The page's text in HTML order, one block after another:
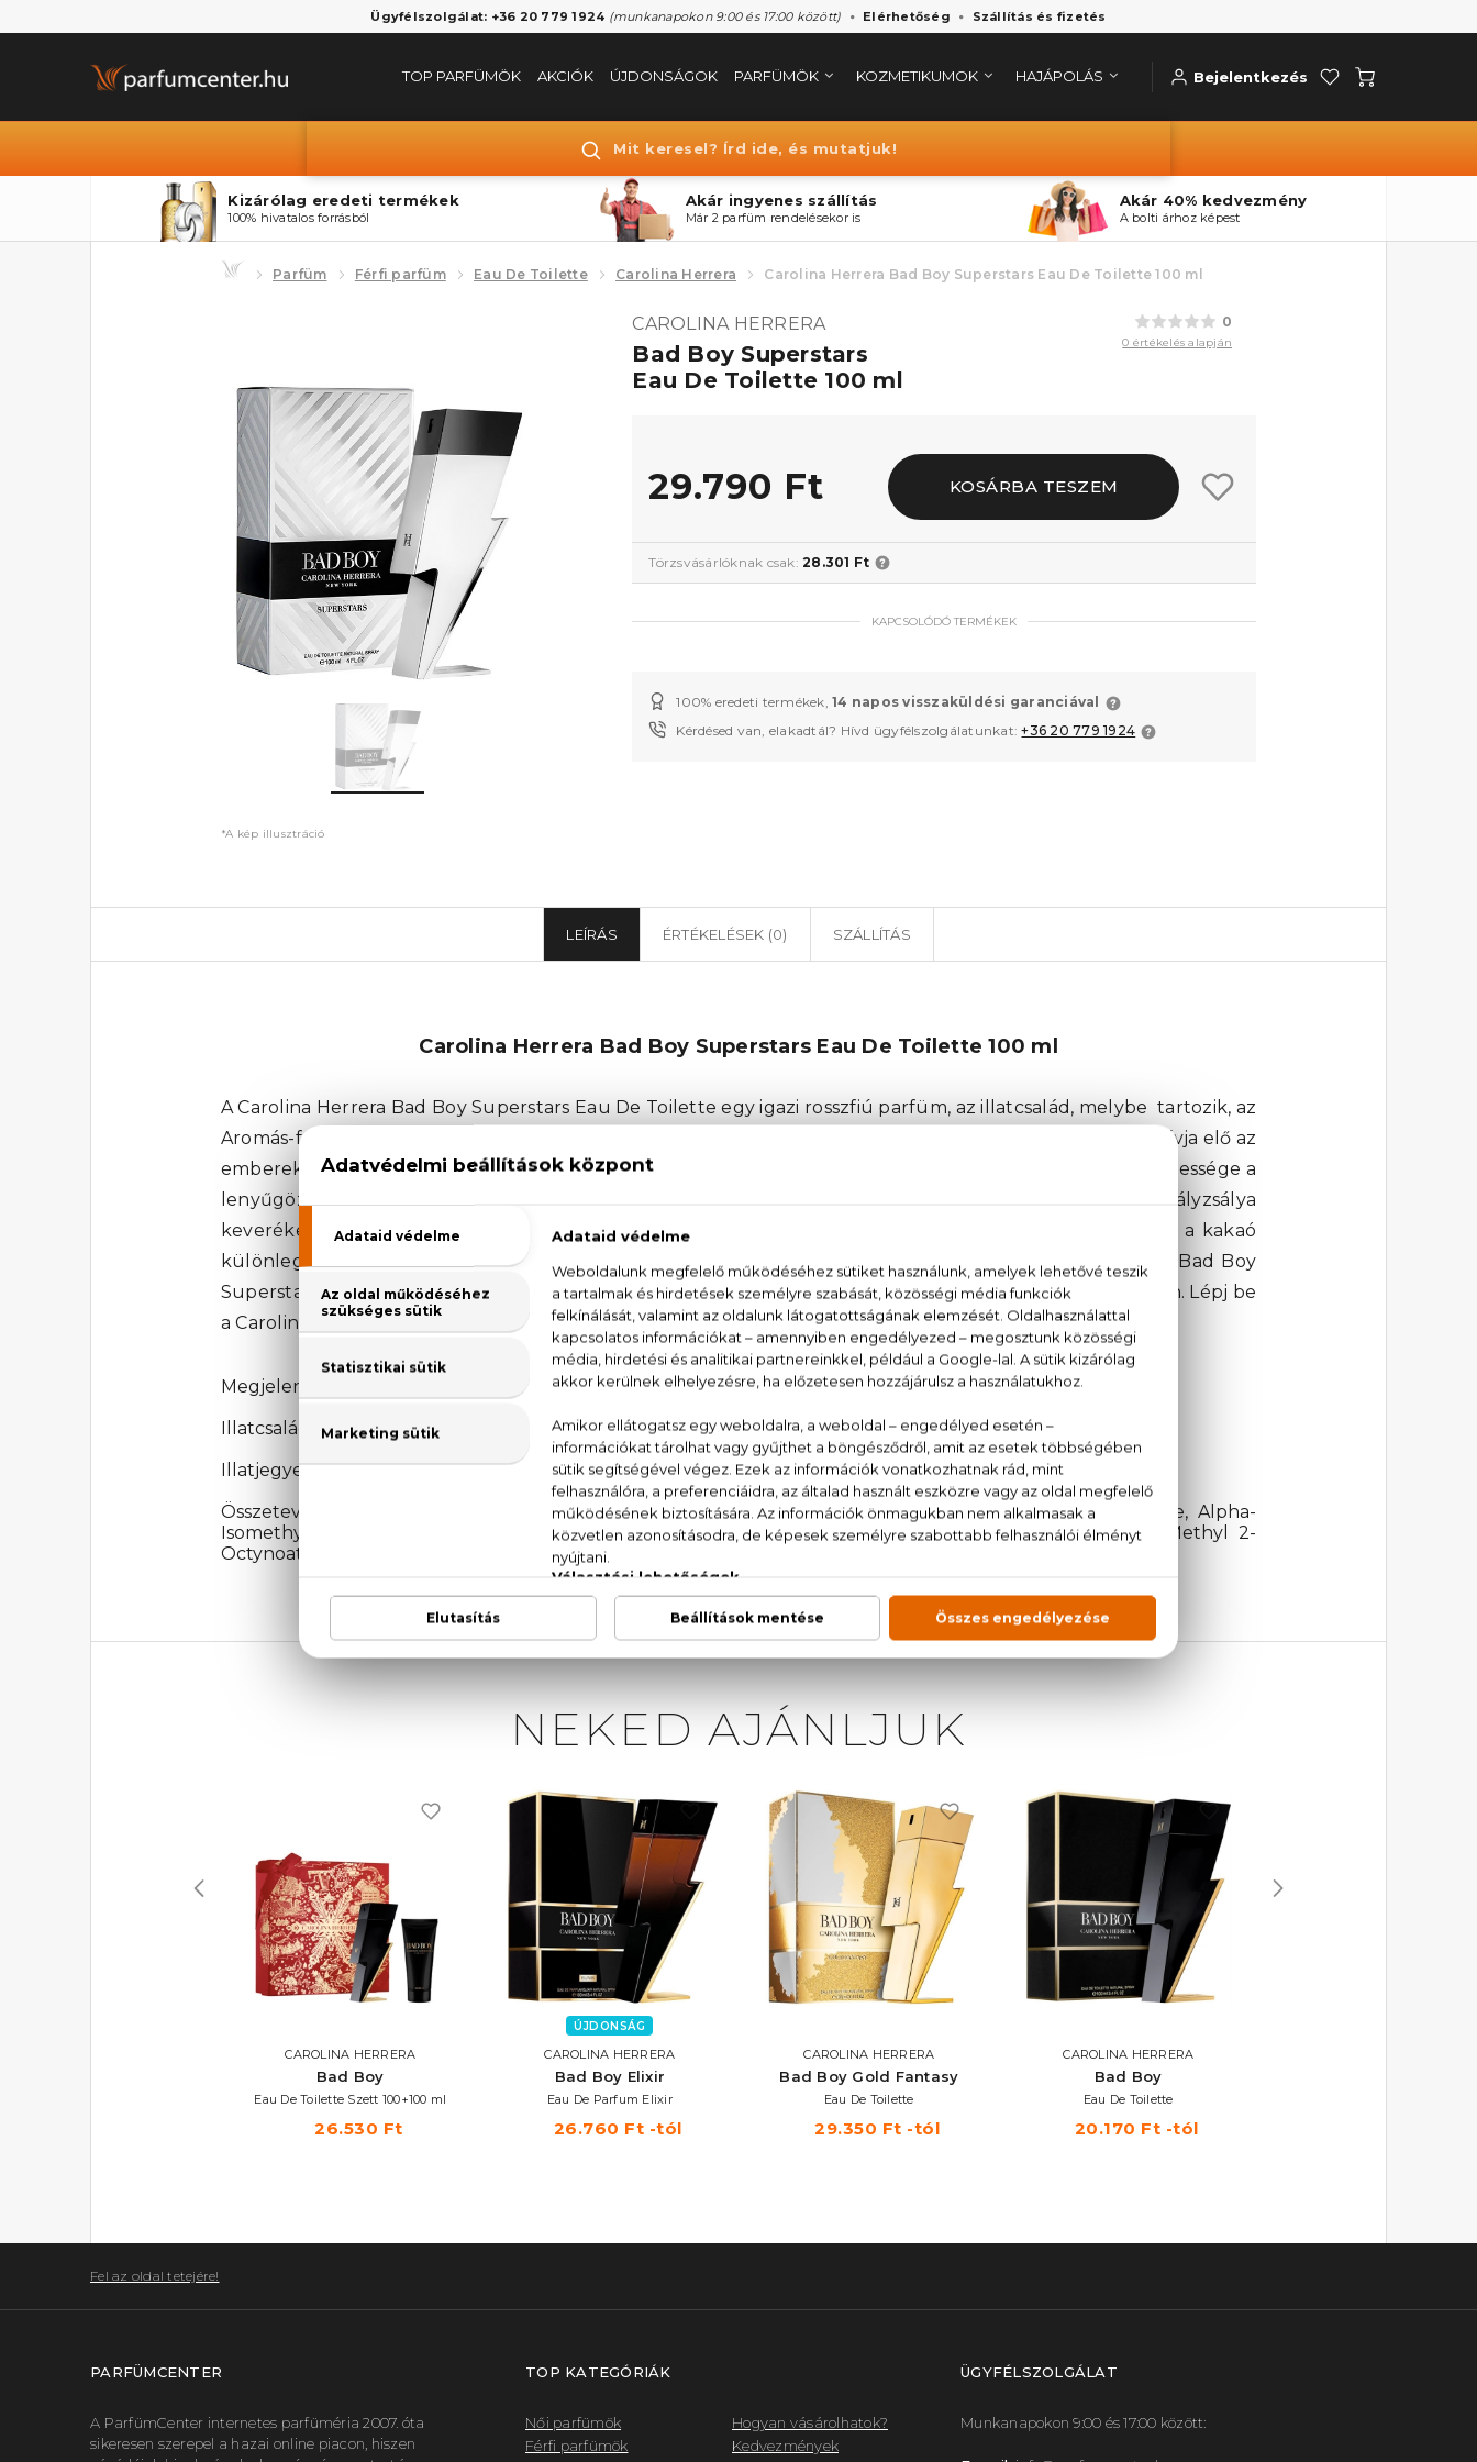
Ügyfélszolgálat: +36 20 779 1924 (munkanapokon 9:00 és 17:00 között) Elérhetőség Szállítás és fizetés
TOP PARFÜMÖK AKCIÓK ÚJDONSÁGOK PARFÜMÖK KOZMETIKUMOK HAJÁPOLÁS Bejelentkezés
Mit keresel? Írd ide, és mutatjuk!
Kizárólag eredeti termékek
100% hivatalos forrásból
Akár ingyenes szállítás
Már 2 parfüm rendelésekor is
Akár 40% kedvezmény
A bolti árhoz képest
Parfüm Férfi parfüm Eau De Toilette Carolina Herrera Carolina Herrera Bad Boy Superstars Eau De Toilette 100 ml
*A kép illusztráció
0
0 értékelés alapján
CAROLINA HERRERA
Bad Boy Superstars
Eau De Toilette 100 ml
29.790 Ft KOSÁRBA TESZEM
Törzsvásárlóknak csak:28.301 Ft
KAPCSOLÓDÓ TERMÉKEK
100% eredeti termékek,14 napos visszaküldési garanciával
Kérdésed van, elakadtál? Hívd ügyfélszolgálatunkat:+36 20 779 1924
LEÍRÁS ÉRTÉKELÉSEK (0) SZÁLLÍTÁS
Carolina Herrera Bad Boy Superstars Eau De Toilette 100 ml
A Carolina Herrera Bad Boy Superstars Eau De Toilette egy igazi rosszfiú parfüm, az illatcsalád, melybe tartozik, az
Aromás-fás. Ez a kategória olyan illatokat jelent, melyek frissessége, energikussága és természetessége hívja elő az
emberekben a legmélyebb érzelmeket. A Carolina Herrera Bad Boy Superstars Eau De Toilette különlegessége a
lenyűgöző illatösszetevőkben rejlik. A friss grapefruit, az izgalmas fehér bors és a mennyei muskotályzsálya
keveréke egzotikus, mégis férfias illatot kölcsönöz a parfümnek. A háttérben a vetiver, a tonkabab és a kakaó
különleges harmóniát alkotnak, mely kifinomultságot és stílust sugároz. Fedezd fel a Carolina Herrera Bad Boy
Superstars Eau De Toilette parfümöt, és engedd, hogy a parfüm illata teljes mértékben magával ragadjon. Lépj be
a Carolina Herrera világába, és hagyd, hogy a Bad Boy Superstars parfüm felfedje a benned rejlő rosszfiút.
Megjelenési év: 2021
Illatcsalád: Aromás-fás
Illatjegyek: Grapefruit, fehér bors, muskotályzsálya, vetiver, tonkabab, kakaó
Összetevők: Alcohol Denat. Parfum/Fragrance, Water / Aqua, Coumarin, Octinoxate, Linalool, Limonene, Alpha-
Isomethyl Ionone, Ethylhexyl Salicylate, Butyl Methoxydibenzoylmethane, Geraniol, Citral, Citronellol, Methyl 2-
Octynoate, Hydroxycitronellal, Cinnamal
NEKED AJÁNLJUK
CAROLINA HERRERA
Bad Boy
Eau De Toilette Szett 100+100 ml
26.530 Ft
ÚJDONSÁG
CAROLINA HERRERA
Bad Boy Elixir
Eau De Parfum Elixir
26.760 Ft -tól
CAROLINA HERRERA
Bad Boy Gold Fantasy
Eau De Toilette
29.350 Ft -tól
CAROLINA HERRERA
Bad Boy
Eau De Toilette
20.170 Ft -tól
Fel az oldal tetejére!
PARFÜMCENTER
A ParfümCenter internetes parfüméria 2007. óta
sikeresen szerepel a hazai online piacon, hiszen
TOP KATEGÓRIÁK
Női parfümök
Férfi parfümök
Hogyan vásárolhatok?
Kedvezmények
ÜGYFÉLSZOLGÁLAT
Munkanapokon 9:00 és 17:00 között: